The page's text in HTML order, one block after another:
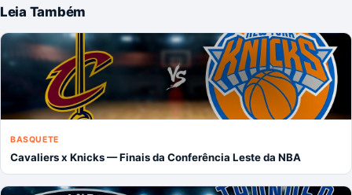
Leia Também
BASQUETE
Cavaliers x Knicks — Finais da Conferência Leste da NBA